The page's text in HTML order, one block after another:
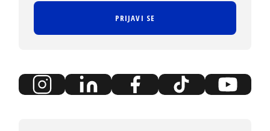
PRIJAVI SE